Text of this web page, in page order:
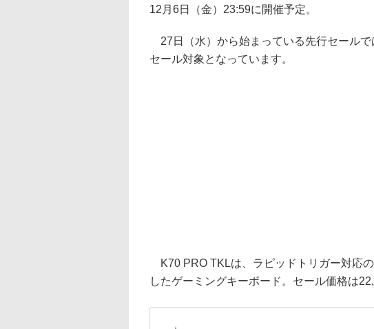
12月6日（金）23:59に開催予定。
27日（水）から始まっている先行セール
セール対象となっています。
K70 PRO TKLは、ラピッドトリガー対応
したゲーミングキーボード。セール価格は